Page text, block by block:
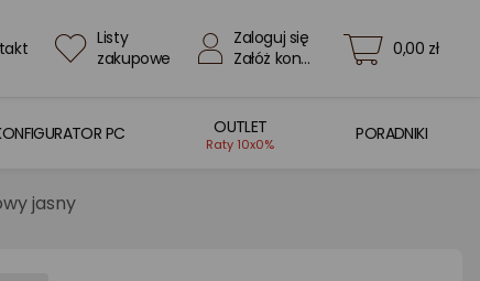
Listy
zakupowe
Zaloguj się
Załóż konto
0,00 zł
PC OUTLET
Raty 10x0%
PORADNIKI
jasny